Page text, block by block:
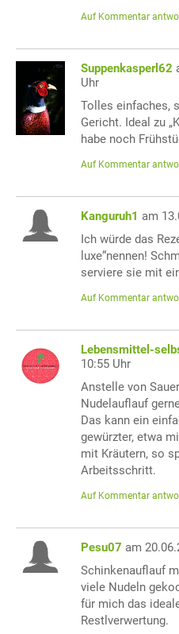
Auf Kommentar
Suppenkasperl62
Uhr
Tolles einfaches,
Gericht. Ideal zu
habe noch
Auf Kommentar
Kanguruh1 am
Ich würde das
luxe“nennen!
serviere sie mit
Auf Kommentar
Lebensmittel-
10:55 Uhr
Anstelle von
Nudelauflauf
Das kann ein
gewürzter, etwa
mit Kräutern, so
Arbeitsschritt.
Auf Kommentar
Pesu07 am
Schinkenauflauf
viele Nudeln
für mich das
Restlverwertung.